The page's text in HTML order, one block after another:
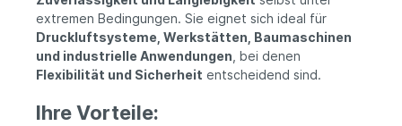
extremen Bedingungen. Sie eignet sich ideal für
Druckluftsysteme, Werkstätten, Baumaschinen
und industrielle Anwendungen, bei denen
Flexibilität und Sicherheit entscheidend sind.
Ihre Vorteile: